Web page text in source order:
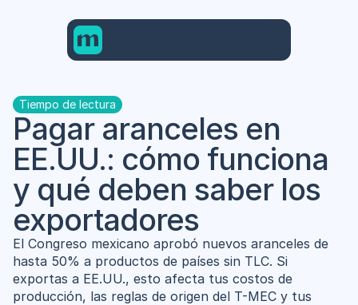
Tiempo de lectura
Pagar aranceles en
EE.UU.: cómo funciona
y qué deben saber los
exportadores
El Congreso mexicano aprobó nuevos aranceles de
hasta 50% a productos de países sin TLC. Si
exportas a EE.UU., esto afecta tus costos de
producción, las reglas de origen del T-MEC y tus